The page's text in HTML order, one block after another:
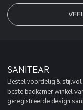
SANITEAR
Bestel voordelig & stijlvol
beste badkamer winkel
geregistreerde design